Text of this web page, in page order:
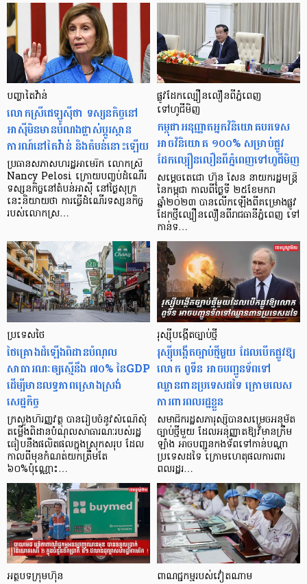
បញ្ហាតៃវ៉ាន់
លោកស្រីផេឡូស៊ីថា ទស្សនកិច្ចនៅ
អាស៊ីមិនមានបំណងផ្លាស់ប្តូរស្ថាន
ការណ៍នៅតៃវ៉ាន់ និងតំបន់នោះឡើយ
ប្រធានសភាសហរដ្ឋអាមេរិក លោកស្រី
Nancy Pelosi ក្រោយបញ្ចប់ដំណើរ
ទស្សនកិច្ចនៅតំបន់អាស៊ី នៅថ្ងៃសុក្រ
នេះនិយាយថា ការធ្វើដំណើរទស្សនកិច្ច
របស់លោកស្រ…
ផ្លូវដែកល្បឿនលឿនពីភ្នំពេញ
ទៅហូជីមិញ
កម្ពុជាអនុញ្ញាតអ្នកវិនិយោគបរទេស
អាចវិនិយោគ ១០០% សម្រាប់ផ្លូវ
ដែកល្បឿនលឿនពីភ្នំពេញទៅហូជីមិញ
សម្ដេចតេជោ ហ៊ុន សែន នាយករដ្ឋមន្ត្រី
នៃកម្ពុជា កាលពីថ្ងៃទី ២៥ខែមករា
ឆ្នាំ២០២៣ បានលើកឡើងពីគម្រោងផ្លូវ
ដែកថ្មីល្បឿនលឿនពីរាជធានីភ្នំពេញ ទៅ
កាន់ទ…
ប្រទេសថៃ
ថៃគ្រោងដំឡើងពិដានបំណុល
សាធារណៈឲ្យស្មើនឹង ៧០% នៃGDP
ដើម្បីមានលទ្ធភាពស្រោងស្រង់
សេដ្ឋកិច្ច
ក្រសួងហិរញ្ញវត្ថុ បានរៀបចំនូវសំណើសុំ
តម្លើងពិដានបំណុលសាធារណៈរបស់រដ្ឋ
ធៀបនឹងផលិតផលក្នុងស្រុកសរុប ដែល
កាលពីមុនកំណត់យកត្រឹមតែ
៦០%ប៉ុណ្ណោះ…
រុស្ស៊ីបង្កើតច្បាប់ថ្មី
រុស្ស៊ីបង្កើតច្បាប់ថ្មីមួយ ដែលបើកផ្លូវឱ្យ
លោក ពូទីន អាចបញ្ជូនទ័ពទៅ
ឈ្លានពានប្រទេសដទៃ ក្រោមលេស
ការពារពលរដ្ឋខ្លួន
សមាជិករដ្ឋសភារុស្ស៊ីបានសម្រេចអនុម័ត
ច្បាប់ថ្មីមួយ ដែលអនុញ្ញាតឱ្យវិមានក្រឹម
ឡាំង អាចបញ្ជូនកងទ័ពទៅកាន់បណ្តា
ប្រទេសដទៃ ក្រោមហេតុផលការពារ
ពលរដ្ឋរ…
អត្ថបទក្រុមហ៊ុន ពាណជ្ជកម្ម​របស់វៀតណាម